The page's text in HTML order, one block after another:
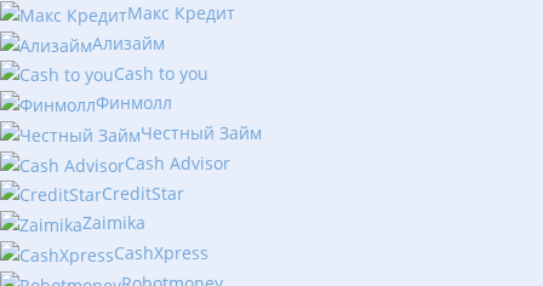
Макс Кредит
Ализайм
Сash to you
Финмолл
Честный Займ
Cash Advisor
CreditStar
Zaimika
CashXpress